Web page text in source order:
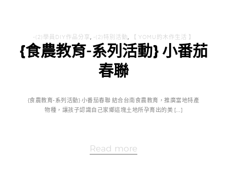
-(2)學員DIY作品分享, -(2)特別活動 , 【 YOMU的木作生活 】
{食農教育-系列活動} 小番茄
春聯
{食農教育-系列活動} 小番茄春聯 結合台南食農教育，推廣當地特產
物種，讓孩子認識自己家鄉這塊土地所孕育出的美 […]
Read more